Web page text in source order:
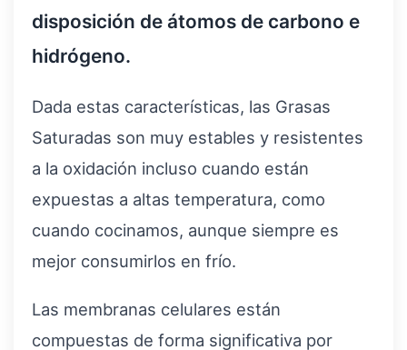
disposición de átomos de carbono e
hidrógeno.
Dada estas características, las Grasas
Saturadas son muy estables y resistentes
a la oxidación incluso cuando están
expuestas a altas temperatura, como
cuando cocinamos, aunque siempre es
mejor consumirlos en frío.
Las membranas celulares están
compuestas de forma significativa por